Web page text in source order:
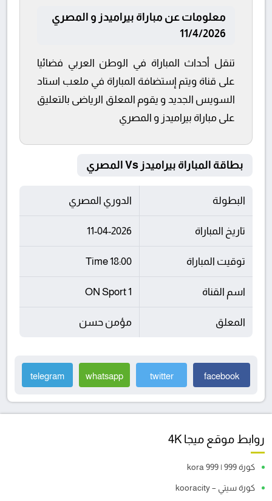
معلومات عن مباراة بيراميدز و المصري
11/4/2026
تنقل أحداث المباراة في الوطن العربي فضائيا
على قناة ويتم إستضافة المباراة في ملعب استاد
السويس الجديد و يقوم المعلق الرياضى بالتعليق
على مباراة بيراميدز و المصري
بطاقة المباراة بيراميدز Vs المصري
البطولة الدوري المصري
تاريخ المباراة 11-04-2026
توقيت المباراة 18:00 Time
اسم القناة ON Sport 1
المعلق مؤمن حسن
facebook
twitter
whatsapp
telegram
روابط موقع ميجا 4K
كورة 999 | kora 999
كورة سيتي – kooracity